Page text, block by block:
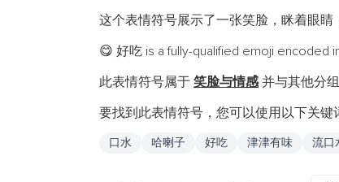
这个表情符号展示了一张笑脸，眯着眼
😋 好吃 is a fully-qualified emoji encoded
此表情符号属于 笑脸与情感并与其他分组
要找到此表情符号，您可以使用以下关键
口水 哈喇子 好吃 津津有味 流口